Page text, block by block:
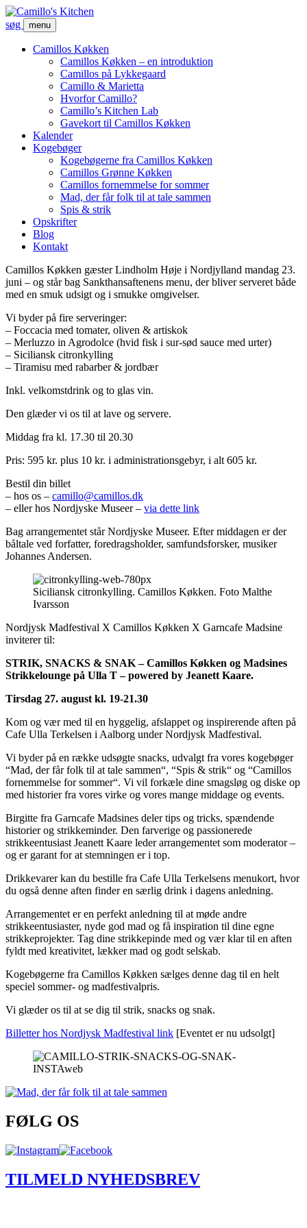
søg menu
Camillos Køkken
Camillos Køkken – en introduktion
Camillos på Lykkegaard
Camillo & Marietta
Hvorfor Camillo?
Camillo’s Kitchen Lab
Gavekort til Camillos Køkken
Kalender
Kogebøger
Kogebøgerne fra Camillos Køkken
Camillos Grønne Køkken
Camillos fornemmelse for sommer
Mad, der får folk til at tale sammen
Spis & strik
Opskrifter
Blog
Kontakt
Camillos Køkken gæster Lindholm Høje i Nordjylland mandag 23.
juni – og står bag Sankthansaftenens menu, der bliver serveret både
med en smuk udsigt og i smukke omgivelser.
Vi byder på fire serveringer:
– Foccacia med tomater, oliven & artiskok
– Merluzzo in Agrodolce (hvid fisk i sur-sød sauce med urter)
– Siciliansk citronkylling
– Tiramisu med rabarber & jordbær
Inkl. velkomstdrink og to glas vin.
Den glæder vi os til at lave og servere.
Middag fra kl. 17.30 til 20.30
Pris: 595 kr. plus 10 kr. i administrationsgebyr, i alt 605 kr.
Bestil din billet
– hos os – camillo@camillos.dk
– eller hos Nordjyske Museer – via dette link
Bag arrangementet står Nordjyske Museer. Efter middagen er der
båltale ved forfatter, foredragsholder, samfundsforsker, musiker
Johannes Andersen.
Siciliansk citronkylling. Camillos Køkken. Foto Malthe
Ivarsson
Nordjysk Madfestival X Camillos Køkken X Garncafe Madsine
inviterer til:
STRIK, SNACKS & SNAK – Camillos Køkken og Madsines
Strikkelounge på Ulla T – powered by Jeanett Kaare.
Tirsdag 27. august kl. 19-21.30
Kom og vær med til en hyggelig, afslappet og inspirerende aften på
Cafe Ulla Terkelsen i Aalborg under Nordjysk Madfestival.
Vi byder på en række udsøgte snacks, udvalgt fra vores kogebøger
“Mad, der får folk til at tale sammen“, “Spis & strik“ og “Camillos
fornemmelse for sommer“. Vi vil forkæle dine smagsløg og diske op
med historier fra vores virke og vores mange middage og events.
Birgitte fra Garncafe Madsines deler tips og tricks, spændende
historier og strikkeminder. Den farverige og passionerede
strikkeentusiast Jeanett Kaare leder arrangementet som moderator –
og er garant for at stemningen er i top.
Drikkevarer kan du bestille fra Cafe Ulla Terkelsens menukort, hvor
du også denne aften finder en særlig drink i dagens anledning.
Arrangementet er en perfekt anledning til at møde andre
strikkeentusiaster, nyde god mad og få inspiration til dine egne
strikkeprojekter. Tag dine strikkepinde med og vær klar til en aften
fyldt med kreativitet, lækker mad og godt selskab.
Kogebøgerne fra Camillos Køkken sælges denne dag til en helt
speciel sommer- og madfestivalpris.
Vi glæder os til at se dig til strik, snacks og snak.
Billetter hos Nordjysk Madfestival link [Eventet er nu udsolgt]
FØLG OS
TILMELD NYHEDSBREV